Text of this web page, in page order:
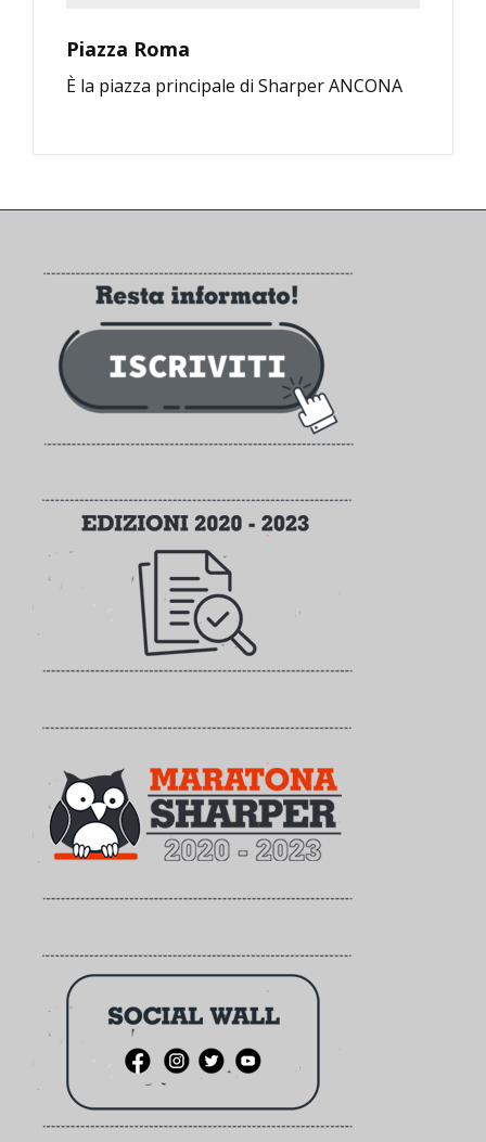
Piazza Roma
È la piazza principale di Sharper ANCONA